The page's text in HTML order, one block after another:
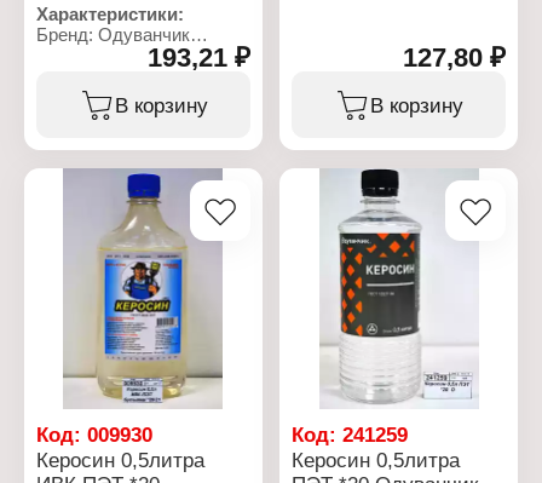
Марка: "БР-2"
Упаковка: ПЭТ
Габаритные размеры:
Характеристики:
Бренд: Одуванчик
Тип товара: Бензин
обезжириватель
Марка: "БР-2"
Габаритные размеры:
85х85х224 мм
193,21 ₽
В корзину
127,80 ₽
В корзину
Код: 009930
Керосин 0,5литра
Код:241259
Керосин 0,5литра